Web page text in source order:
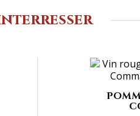
interresser